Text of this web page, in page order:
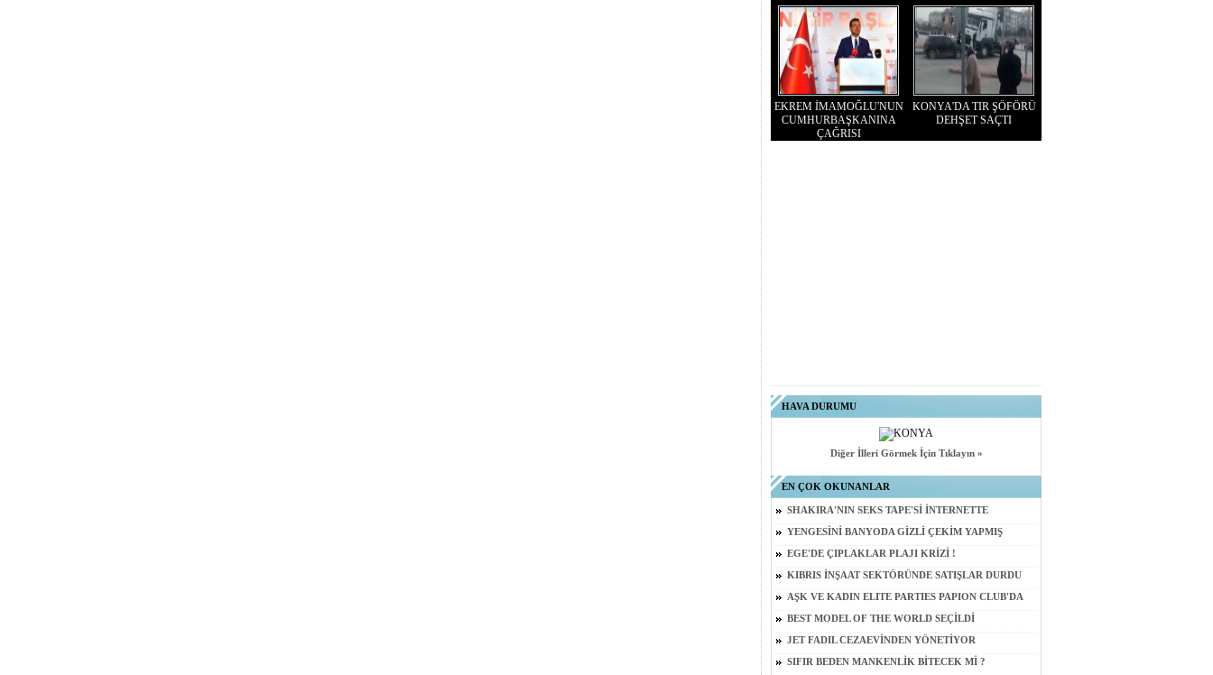
EKREM İMAMOĞLU'NUN
CUMHURBAŞKANINA
ÇAĞRISI
KONYA'DA TIR ŞÖFÖRÜ
DEHŞET SAÇTI
HAVA DURUMU
Diğer İlleri Görmek İçin Tıklayın »
EN ÇOK OKUNANLAR
SHAKIRA'NIN SEKS TAPE'Sİ İNTERNETTE
YENGESİNİ BANYODA GİZLİ ÇEKİM YAPMIŞ
EGE'DE ÇIPLAKLAR PLAJI KRİZİ !
KIBRIS İNŞAAT SEKTÖRÜNDE SATIŞLAR DURDU
AŞK VE KADIN ELITE PARTIES PAPION CLUB'DA
BEST MODEL OF THE WORLD SEÇİLDİ
JET FADIL CEZAEVİNDEN YÖNETİYOR
SIFIR BEDEN MANKENLİK BİTECEK Mİ ?